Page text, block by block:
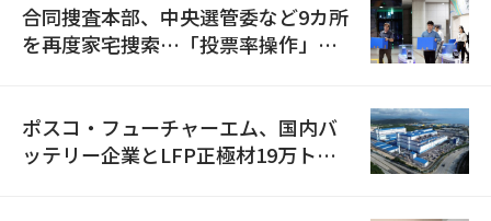
合同捜査本部、中央選管委など9カ所
を再度家宅捜索…「投票率操作」の
ポスコ・フューチャーエム、国内バ
ッテリー企業とLFP正極材19万トン